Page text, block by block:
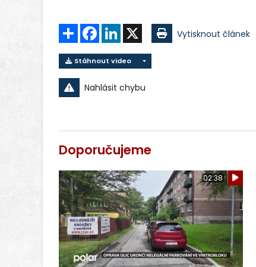
Sdílet FacebookLinkedIn Vytisknout článek
Stáhnout video
Nahlásit chybu
Doporučujeme
02:38